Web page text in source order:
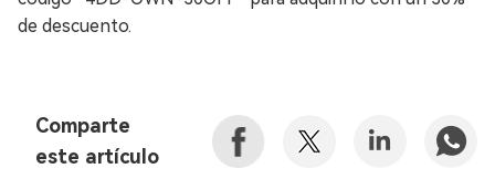
de descuento.
Comparte
este artículo